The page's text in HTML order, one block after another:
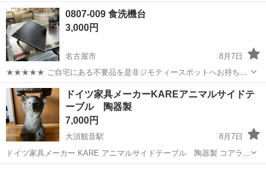
0807-009 食洗機台
3,000円
名古屋市
8月7日
★★★★★ ご自宅にある不要品を是非ジモティースポットへお持ち込
みしませんか？ 家電、趣味・スポーツ・レジャー用品、こども用品、
衣料服飾品、生活雑貨、家具、本、CD・DVDなどが無料でまとめて持
ち込めます！ ※詳細はこ...
愛知 名古屋市 テーブル
ドイツ家具メーカーKAREアニマルサイドテ
ーブル 陶器製
7,000円
大須観音駅
8月7日
ドイツ家具メーカー KARE アニマルサイドテーブル 陶器製 コアラ
定価約35000円 ※左手爪に割れがあります。写真5枚目ご確認くださ